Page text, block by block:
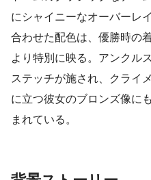
にシャイニーなオーバーレ
合わせた配色は、優勝時の
より特別に映る。アンクル
ステッチが施され、クライ
に立つ彼女のブロンズ像に
まれている。